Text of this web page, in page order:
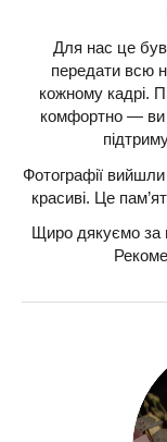
Для нас це був
передати всю
кожному кадрі.
комфортно — ви
Фотографії
красиві. Це
Щиро дякуємо за